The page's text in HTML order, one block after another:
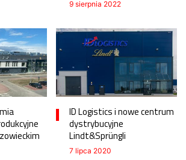
9 sierpnia 2022
ID Logistics i nowe centrum
dystrybucyjne
Lindt&Sprüngli
7 lipca 2020